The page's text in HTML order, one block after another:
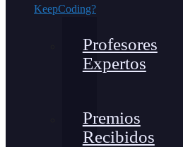
KeepCoding?
Profesores
Expertos
Premios
Recibidos